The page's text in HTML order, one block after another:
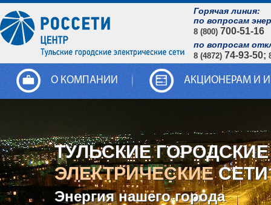
Горячая линия:
по вопросам
8 (800) 700-51-16
по вопросам
8 (4872) 74-93-50;
О КОМПАНИИ АКЦИОНЕРАМ И
ТУЛЬСКИЕ ГОРОДСКИЕ
ЭЛЕКТРИЧЕСКИЕСЕТИ
Энергия нашего города